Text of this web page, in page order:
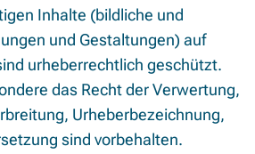
Inhalte (bildliche und
und Gestaltungen) auf
urheberrechtlich geschützt.
das Recht der Verwertung,
Urheberbezeichnung,
sind vorbehalten.